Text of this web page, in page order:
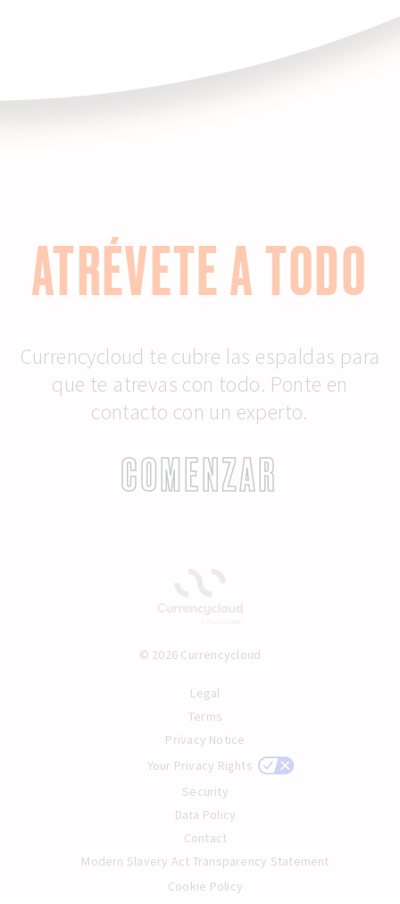
ATRÉVETE A TODO
Currencycloud te cubre las espaldas para
que te atrevas con todo. Ponte en
contacto con un experto.
COMENZAR
© 2026 Currencycloud
Legal
Terms
Privacy Notice
Your Privacy Rights
Security
Data Policy
Contact
Modern Slavery Act Transparency Statement
Cookie Policy